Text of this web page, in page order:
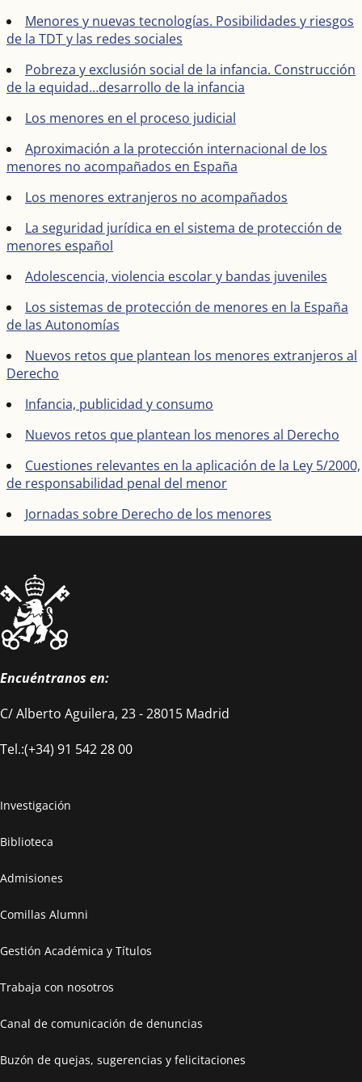
Menores y nuevas tecnologías. Posibilidades y riesgos
de la TDT y las redes sociales
Pobreza y exclusión social de la infancia. Construcción
de la equidad…desarrollo de la infancia
Los menores en el proceso judicial
Aproximación a la protección internacional de los
menores no acompañados en España
Los menores extranjeros no acompañados
La seguridad jurídica en el sistema de protección de
menores español
Adolescencia, violencia escolar y bandas juveniles
Los sistemas de protección de menores en la España
de las Autonomías
Nuevos retos que plantean los menores extranjeros al
Derecho
Infancia, publicidad y consumo
Nuevos retos que plantean los menores al Derecho
Cuestiones relevantes en la aplicación de la Ley 5/2000,
de responsabilidad penal del menor
Jornadas sobre Derecho de los menores
Encuéntranos en:
C/ Alberto Aguilera, 23 - 28015 Madrid
Tel.:(+34) 91 542 28 00
Investigación
Biblioteca
Admisiones
Comillas Alumni
Gestión Académica y Títulos
Trabaja con nosotros
Canal de comunicación de denuncias
Buzón de quejas, sugerencias y felicitaciones